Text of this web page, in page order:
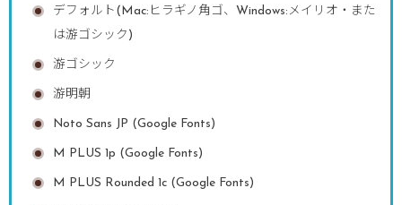
デフォルト(Mac:ヒラギノ角ゴ、Windows:メイリオ・また
は游ゴシック)
游ゴシック
游明朝
Noto Sans JP (Google Fonts)
M PLUS 1p (Google Fonts)
M PLUS Rounded 1c (Google Fonts)